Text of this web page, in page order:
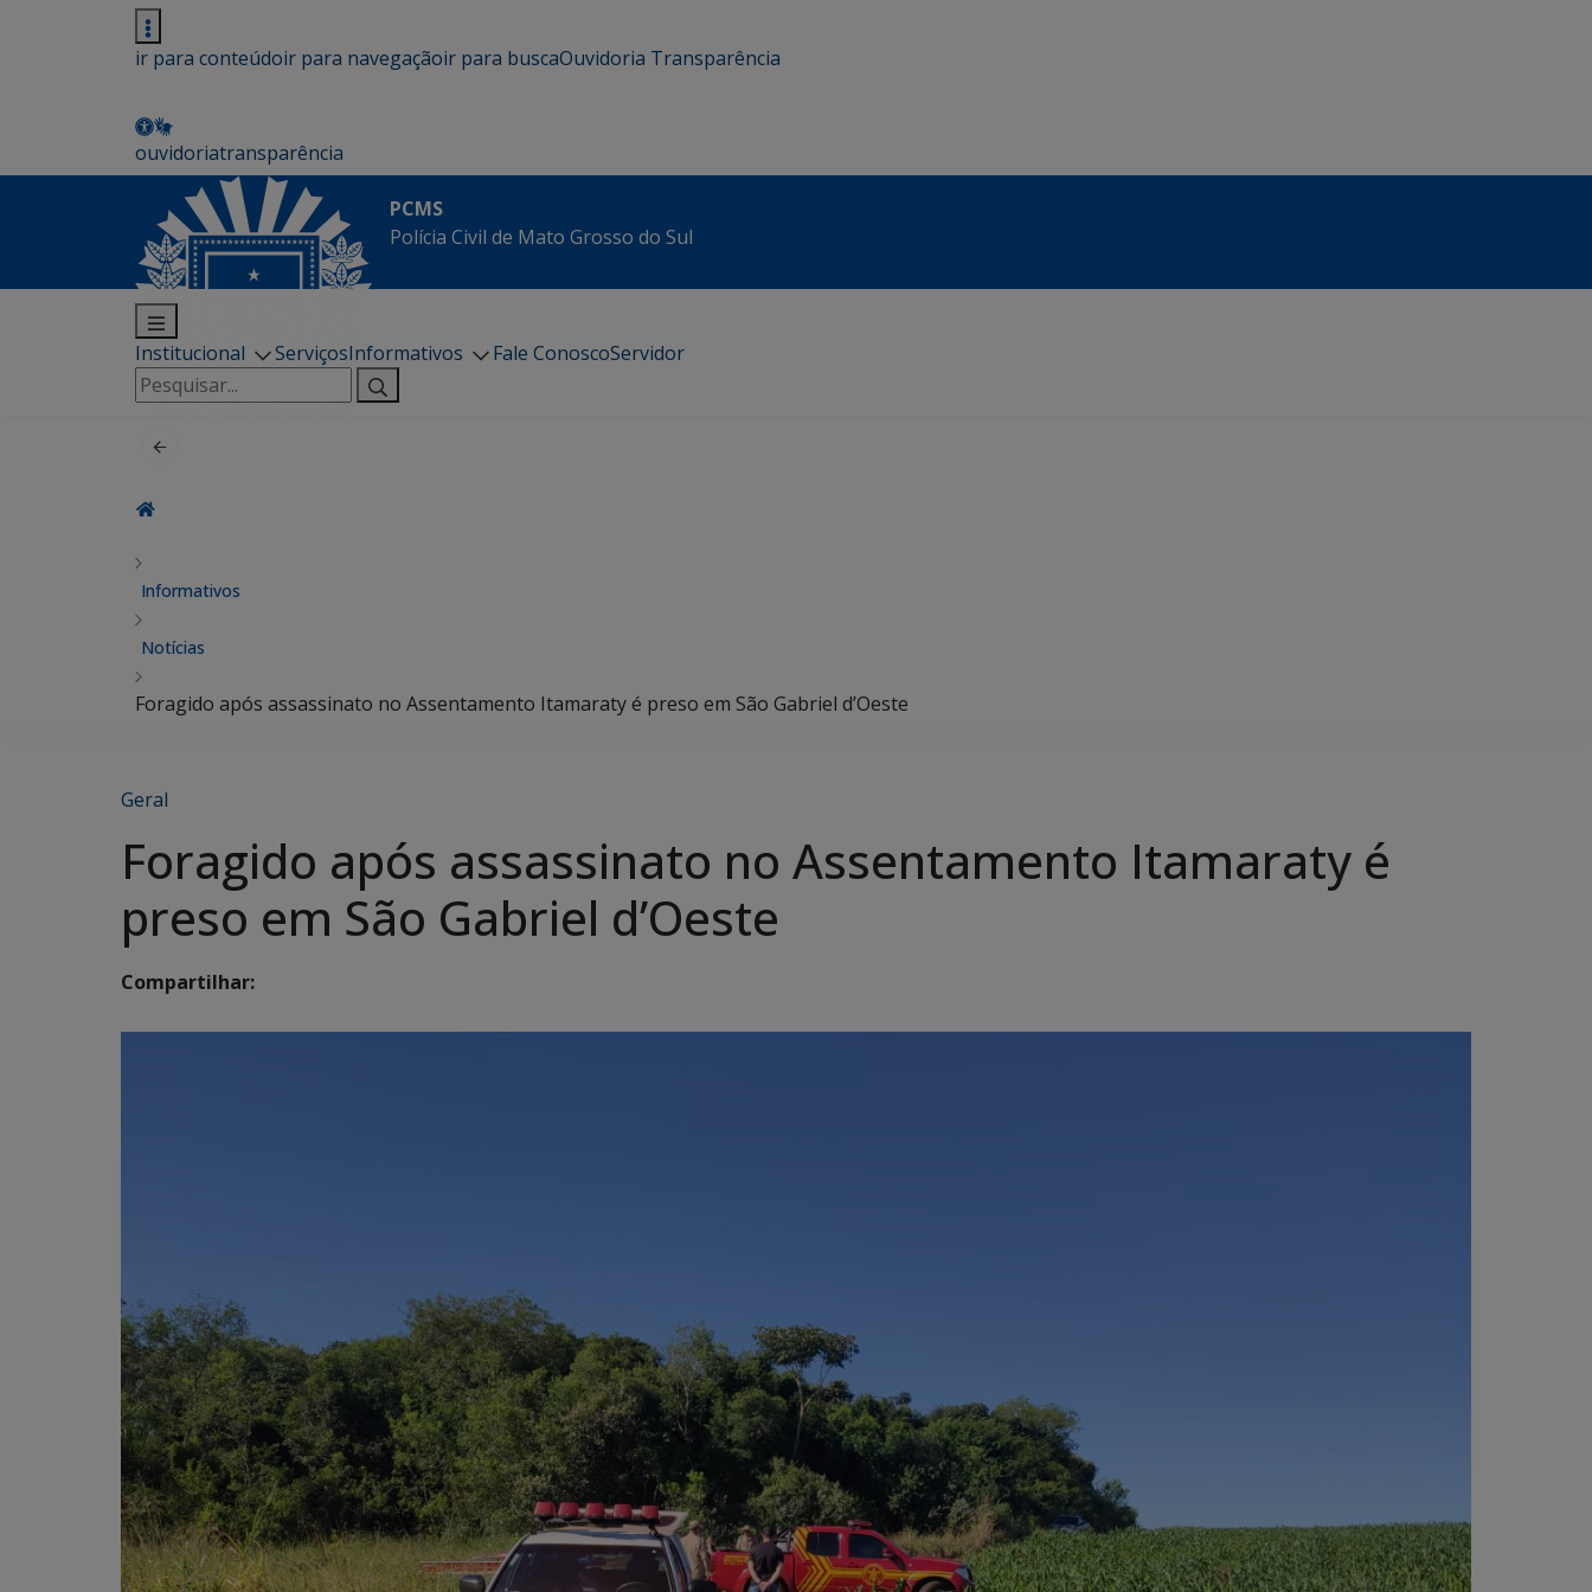
ir para conteúdoir para navegaçãoir para buscaOuvidoria Transparência
ouvidoriatransparência
PCMS
Polícia Civil de Mato Grosso do Sul
Institucional ServiçosInformativos Fale ConoscoServidor
Pesquisar
por:
Informativos
Notícias
Foragido após assassinato no Assentamento Itamaraty é preso em São Gabriel d’Oeste
Geral
Foragido após assassinato no Assentamento Itamaraty é
preso em São Gabriel d’Oeste
Compartilhar: